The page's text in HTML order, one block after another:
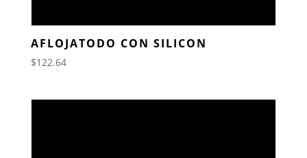
AFLOJATODO CON SILICON
$122.64